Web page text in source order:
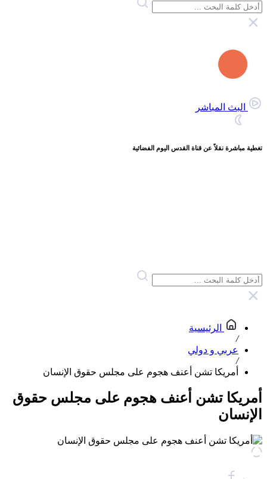
البث المباشر
تغطية مباشرة نقلاً عن قناة القدس اليوم الفضائية
الرئيسية
/
عربي و دولي
/
أمريكا تشن أعنف هجوم على مجلس حقوق الإنسان
أمريكا تشن أعنف هجوم على مجلس حقوق
الإنسان